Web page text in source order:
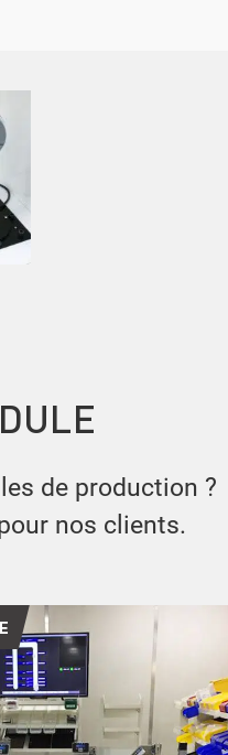
de production ?
nos clients.